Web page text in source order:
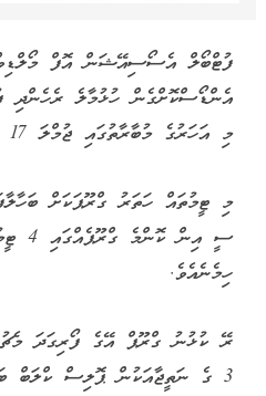
ފުޓްބޯލް އެސޯސިއޭޝަން އޮފް
އެންޑޯސްކޮށްގެން ހުޅުމާލެ ރެހެންދި
މި އަހަރުގެ މުބާރާތުގައި ޖުމްލަ 17 ޓީމަކުން ވާދަކުރެއެވެ.
މި ޓީމުތައް ހަތަރު ގްރޫޕަކަށް
ހިމެނެއެވެ.
3 ގެ ނަތީޖާއަކުން ޕޮލިސް ކްލަބް